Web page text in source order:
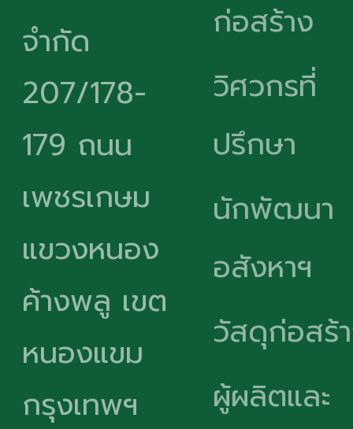
จำกัด
207/178-
179 ถนน
เพชรเกษม
แขวงหนอง
ค้างพลู เขต
หนองแขม
กรุงเทพฯ
ก่อสร้าง
วิศวกรที่
ปรึกษา
นักพัฒนา
อสังหาฯ
วัสดุก่อสร้
ผู้ผลิตและ